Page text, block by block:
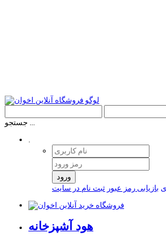
جستجو ...
.
ورود
بازیابی رمز عبور ثبت نام در سایت
هود آشپزخانه